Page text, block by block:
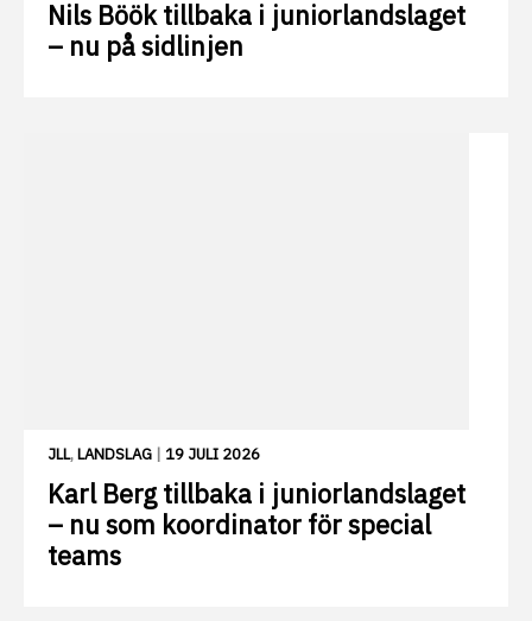
Nils Böök tillbaka i juniorlandslaget
– nu på sidlinjen
JLL,LANDSLAG | 19 JULI 2026
Karl Berg tillbaka i juniorlandslaget
– nu som koordinator för special
teams